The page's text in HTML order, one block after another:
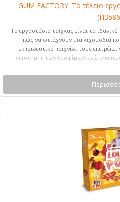
GUM FACTORY. Το τέλειο
Το εργοστάσιο τσίχλας είναι το
πώς να φτιάχνουν μια λιχουσδιά
εκπαιδευτικό παιχνίδι τους
επιστήμης των τροφίμων, ενώ
65 x 235 x